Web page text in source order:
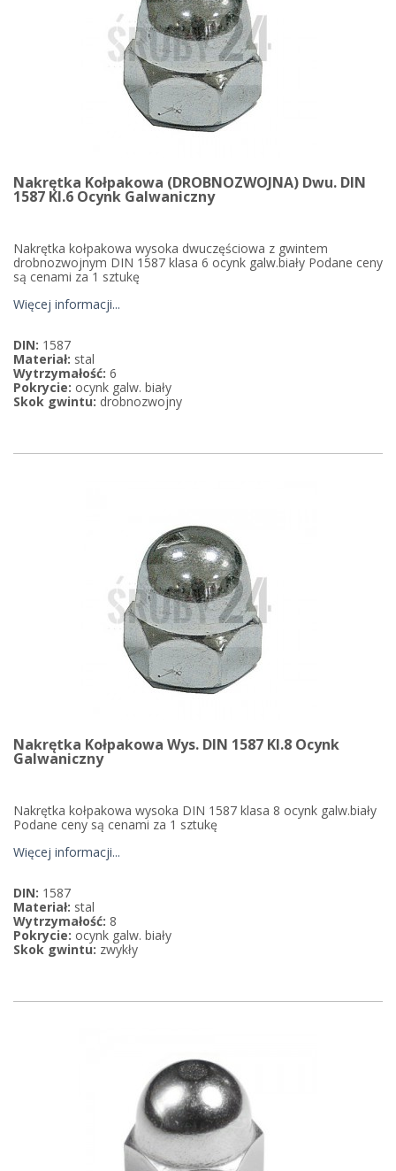
Nakrętka Kołpakowa (DROBNOZWOJNA) Dwu. DIN
1587 Kl.6 Ocynk Galwaniczny
Nakrętka kołpakowa wysoka dwuczęściowa z gwintem
drobnozwojnym DIN 1587 klasa 6 ocynk galw.biały Podane ceny
są cenami za 1 sztukę
Więcej informacji...
DIN: 1587
Materiał: stal
Wytrzymałość: 6
Pokrycie: ocynk galw. biały
Skok gwintu: drobnozwojny
Nakrętka Kołpakowa Wys. DIN 1587 Kl.8 Ocynk
Galwaniczny
Nakrętka kołpakowa wysoka DIN 1587 klasa 8 ocynk galw.biały
Podane ceny są cenami za 1 sztukę
Więcej informacji...
DIN: 1587
Materiał: stal
Wytrzymałość: 8
Pokrycie: ocynk galw. biały
Skok gwintu: zwykły